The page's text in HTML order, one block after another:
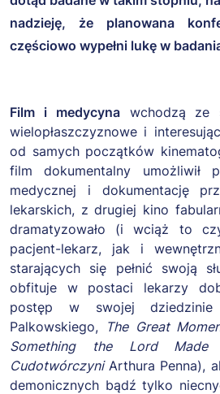
nadzieję, że planowana
częściowo wypełni lukę w
Film i medycynawchodzą ze
wielopłaszczyznowe i
od samych początków
film dokumentalny umożliwił
medycznej i dokumentację
lekarskich, z drugiej kino
dramatyzowało (i wciąż to
pacjent-lekarz, jak i
starających się pełnić swoją
obfituje w postaci lekarzy
postęp w swojej
Palkowskiego, The Great
Something the Lord Made
Cudotwórczyni Arthura Penna),
demonicznych bądź tylko